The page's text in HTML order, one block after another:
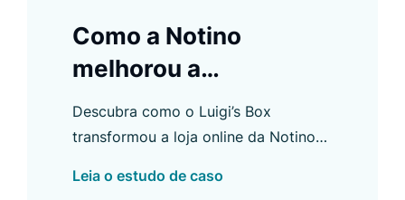
Como a Notino
melhorou a
descoberta de
produtos com o Luigi’s
Box
Descubra como o Luigi’s Box
transformou a loja online da Notino
ferramentas de e-commerce criadas
Leia o estudo de caso